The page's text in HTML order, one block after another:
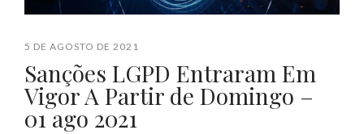
5 DE AGOSTO DE 2021
Sanções LGPD Entraram Em
Vigor A Partir de Domingo –
01 ago 2021